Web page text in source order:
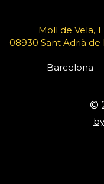
Moll de Vela, 1
08930 Sant Adrià de
Barcelona
©